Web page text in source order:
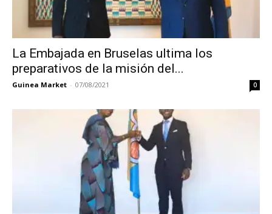
La Embajada en Bruselas ultima los
preparativos de la misión del...
Guinea Market - 07/08/2021 0